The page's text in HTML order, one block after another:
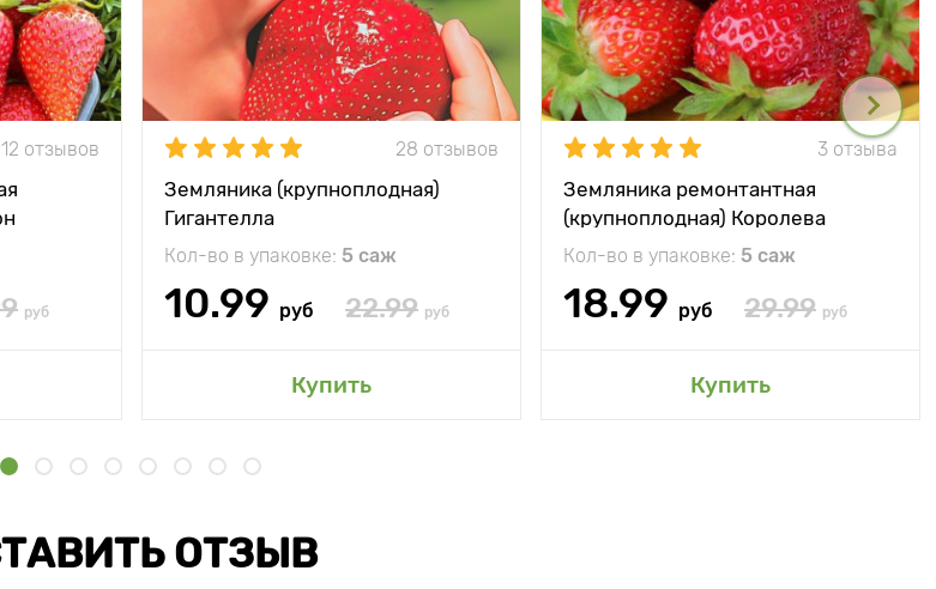
12 отзывов
руб
28 отзывов
Земляника (крупноплодная)
Гигантелла
Кол-во в упаковке: 5 саж
10.99 руб 22.99 руб
Купить
3 отзыва
Земляника ремонтантная
(крупноплодная) Королева
Елизавета
Кол-во в упаковке: 5 саж
18.99 руб 29.99 руб
Купить
ОТЗЫВ